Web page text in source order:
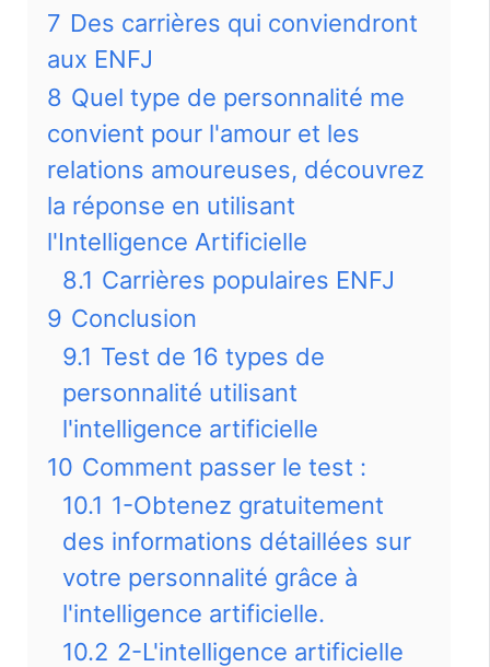
7 Des carrières qui conviendront
aux ENFJ
8 Quel type de personnalité me
convient pour l'amour et les
relations amoureuses, découvrez
la réponse en utilisant
l'Intelligence Artificielle
8.1 Carrières populaires ENFJ
9 Conclusion
9.1 Test de 16 types de
personnalité utilisant
l'intelligence artificielle
10 Comment passer le test :
10.1 1-Obtenez gratuitement
des informations détaillées sur
votre personnalité grâce à
l'intelligence artificielle.
10.2 2-L'intelligence artificielle